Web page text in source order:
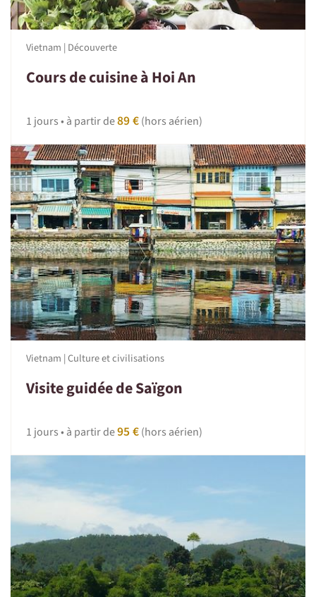
Vietnam | Découverte
Cours de cuisine à Hoi An
1 jours • à partir de89 €(hors aérien)
Vietnam | Culture et civilisations
Visite guidée de Saïgon
1 jours • à partir de95 €(hors aérien)